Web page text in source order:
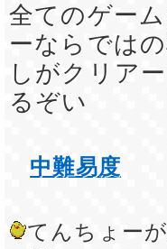
全てのゲー
ーならでは
しがクリア
るぞい
中難易度
てんちょー